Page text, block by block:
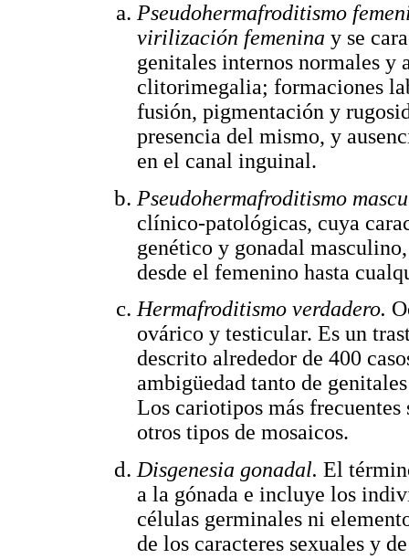
Pseudohermafroditismo
virilización femenina y se
genitales internos normales y
clitorimegalia; formaciones
fusión, pigmentación y
presencia del mismo, y
en el canal inguinal.
Pseudohermafroditismo
clínico-patológicas, cuya
genético y gonadal
desde el femenino hasta
Hermafroditismo verdadero.
ovárico y testicular. Es un
descrito alrededor de 400
ambigüedad tanto de
Los cariotipos más
otros tipos de mosaicos.
Disgenesia gonadal. El
a la gónada e incluye los
células germinales ni
de los caracteres sexuales y